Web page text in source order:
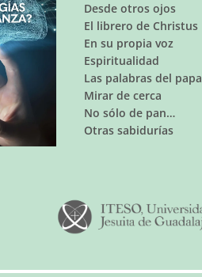
Desde otros ojos
El librero de Christus
En su propia voz
Espiritualidad
Las palabras del papa
Mirar de cerca
No sólo de pan…
Otras sabidurías